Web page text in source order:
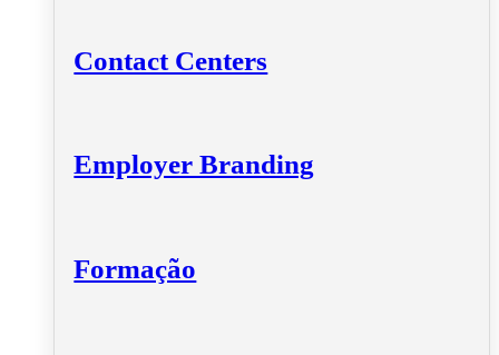
Contact Centers
Employer Branding
Formação